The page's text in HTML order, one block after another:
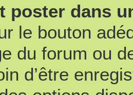
poster dans
le bouton
du forum ou
d’être